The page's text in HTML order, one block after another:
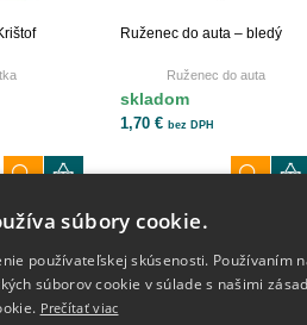
Ruženec do auta – bledý
Ruženec do auta
skladom
1,70 € bez DPH
Kontakt
súbory cookie.
používateľskej skúsenosti. Používaním
súborov cookie v súlade s našimi
Prečítať viac